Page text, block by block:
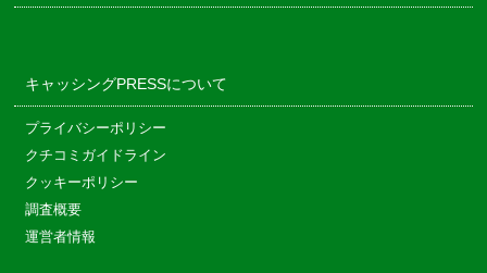
キャッシングPRESSについて
プライバシーポリシー
クチコミガイドライン
クッキーポリシー
調査概要
運営者情報